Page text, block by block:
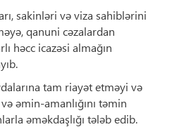
sakinləri və viza sahiblərini
qanuni cəzalardan
həcc icazəsi almağın
tam riayət etməyi və
əmin-amanlığını təmin
əməkdaşlığı tələb edib.